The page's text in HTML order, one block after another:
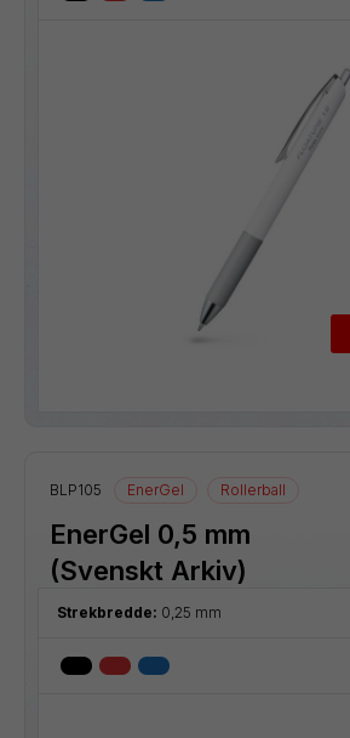
BLP105 EnerGel Rollerball
EnerGel 0,5 mm
(Svenskt Arkiv)
Strekbredde: 0,25 mm